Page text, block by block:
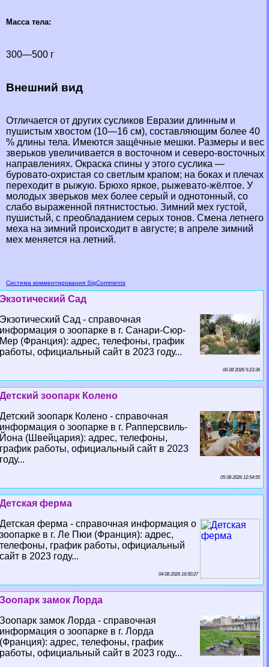
Масса тела:
300—500 г
Внешний вид
Отличается от других сусликов Евразии длинным и
пушистым хвостом (10—16 см), составляющим более 40
% длины тела. Имеются защёчные мешки. Размеры и вес
зверьков увеличивается в восточном и северо-восточных
направлениях. Окраска спины у этого суслика —
буровато-охристая со светлым крапом; на боках и плечах
переходит в рыжую. Брюхо яркое, рыжевато-жёлтое. У
молодых зверьков мех более серый и однотонный, со
слабо выраженной пятнистостью. Зимний мех густой,
пушистый, с преобладанием серых тонов. Смена летнего
меха на зимний происходит в августе; в апреле зимний
мех меняется на летний.
Система комментирования SigComments
Экзотический Сад
Экзотический Сад - справочная
информация о зоопарке в г. Санари-Сюр-
Мер (Франция): адрес, телефоны, график
работы, официальный сайт в 2023 году...
06 08 2026 5:23:36
Детский зоопарк Колено
Детский зоопарк Колено - справочная
информация о зоопарке в г. Рапперсвиль-
Йона (Швейцария): адрес, телефоны,
график работы, официальный сайт в 2023
году...
05 08 2026 12:54:55
Детская ферма
Детская ферма - справочная информация о
зоопарке в г. Ле Пюи (Франция): адрес,
телефоны, график работы, официальный
сайт в 2023 году...
04 08 2026 16:50:27
Зоопарк замок Лорда
Зоопарк замок Лорда - справочная
информация о зоопарке в г. Лорда
(Франция): адрес, телефоны, график
работы, официальный сайт в 2023 году...